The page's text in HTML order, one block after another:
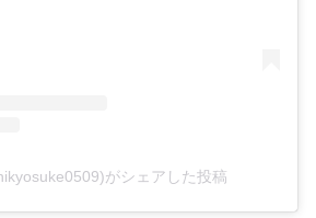
がシェアした投稿